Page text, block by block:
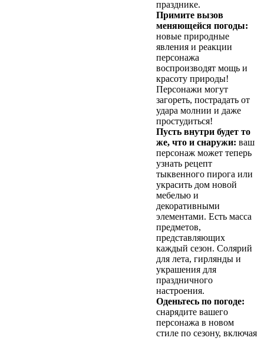
празднике.
Примите вызов
меняющейся погоды:
новые природные
явления и реакции
персонажа
воспроизводят мощь и
красоту природы!
Персонажи могут
загореть, пострадать от
удара молнии и даже
простудиться!
Пусть внутри будет то
же, что и снаружи: ваш
персонаж может теперь
узнать рецепт
тыквенного пирога или
украсить дом новой
мебелью и
декоративными
элементами. Есть масса
предметов,
представляющих
каждый сезон. Солярий
для лета, гирлянды и
украшения для
праздничного
настроения.
Оденьтесь по погоде:
снарядите вашего
персонажа в новом
стиле по сезону, включая